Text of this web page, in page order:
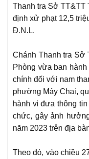
Thanh tra Sở TT&TT
định xử phạt 12,5
Đ.N.L.
Chánh Thanh tra Sở
Phòng vừa ban
chính đối với nam
phường Máy Chai,
hành vi đưa thông
chức, gây ảnh
năm 2023 trên địa
Theo đó, vào chiều